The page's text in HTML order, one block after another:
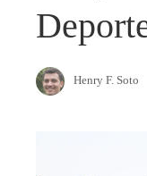
Henry F. Soto